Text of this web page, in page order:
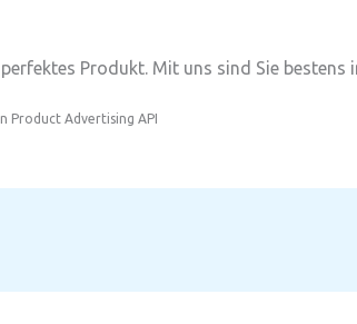
Produkt. Mit uns sind Sie
Product Advertising API